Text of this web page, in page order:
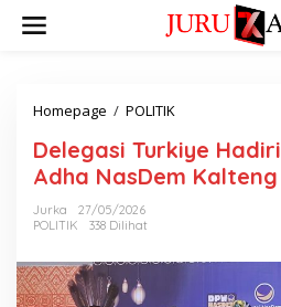
Homepage / POLITIK
Delegasi Turkiye
Adha NasDem Kalteng
Jurka
27/05/2026
POLITIK
338 Dilihat